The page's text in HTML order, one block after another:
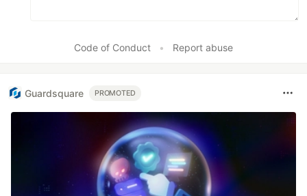
Code of Conduct • Report abuse
Guardsquare PROMOTED